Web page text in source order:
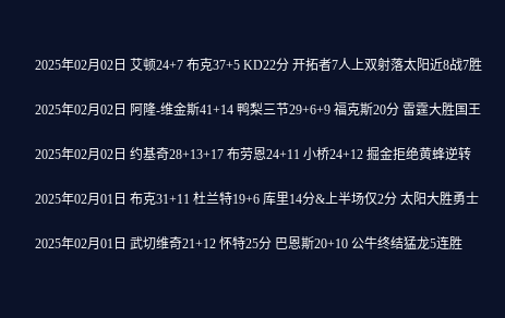
2025年02月02日 艾顿24+7 布克37+5 KD22分 开拓者7人上双射落太阳近8战7胜
2025年02月02日 阿隆-维金斯41+14 鸭梨三节29+6+9 福克斯20分 雷霆大胜国王
2025年02月02日 约基奇28+13+17 布劳恩24+11 小桥24+12 掘金拒绝黄蜂逆转
2025年02月01日 布克31+11 杜兰特19+6 库里14分&上半场仅2分 太阳大胜勇士
2025年02月01日 武切维奇21+12 怀特25分 巴恩斯20+10 公牛终结猛龙5连胜